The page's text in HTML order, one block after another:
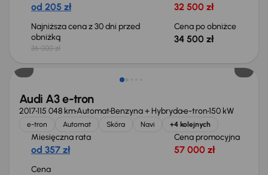
od 205 zł 32 500 zł
Najniższa cena z 30 dni przed
obniżką
36 000 zł
Cena po obniżce
34 500 zł
Audi A3 e-tron
2017115 048 kmAutomatBenzyna + Hybrydae-tron150 kW
e-tron Automat Skóra Navi +4 kolejnych
Miesięczna rata
od 357 zł
Cena promocyjna
57 000 zł
Cena